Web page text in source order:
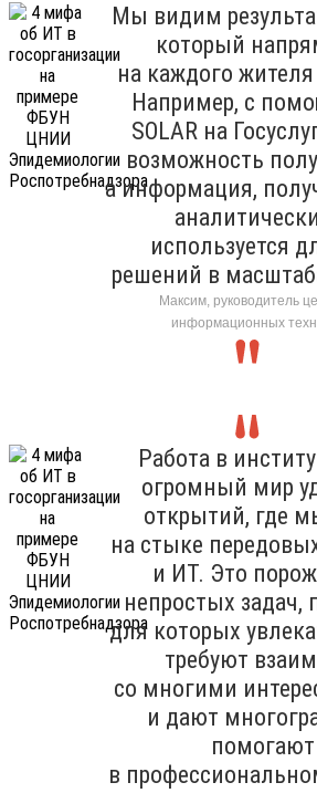
Мы видим
который
на каждого
Например, с
SOLAR на
возможность
а информация,
используется
решений в
Максим, руководитель
информационных
Работа в
огромный мир
открытий, где
на стыке
и ИТ. Это
непростых задач,
для которых
требуют
со многими
и дают
помогают
в